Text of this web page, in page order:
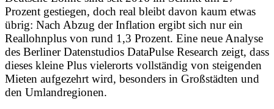
Prozent gestiegen, doch real bleibt davon kaum etwas
übrig: Nach Abzug der Inflation ergibt sich nur ein
Reallohnplus von rund 1,3 Prozent. Eine neue Analyse
des Berliner Datenstudios DataPulse Research zeigt, dass
dieses kleine Plus vielerorts vollständig von steigenden
Mieten aufgezehrt wird, besonders in Großstädten und
den Umlandregionen.